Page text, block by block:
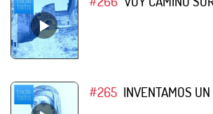
#265 INVENTAMOS